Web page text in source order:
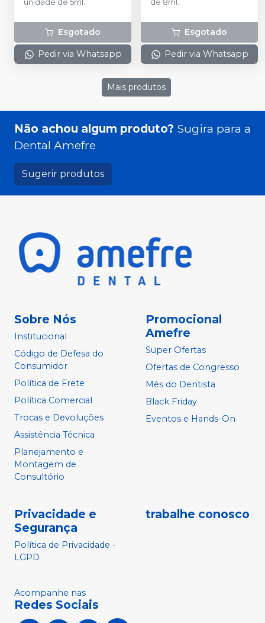
unidade de 5ml.
Esgotado
Pedir via Whatsapp
de 8ml.
Esgotado
Pedir via Whatsapp
Mais produtos
Não achou algum produto? Sugira para a
Dental Amefre
Sugerir produtos
Sobre Nós
Institucional
Código de Defesa do
Consumidor
Política de Frete
Política Comercial
Trocas e Devoluções
Assistência Técnica
Planejamento e
Montagem de
Consultório
Promocional
Amefre
Super Ofertas
Ofertas de Congresso
Mês do Dentista
Black Friday
Eventos e Hands-On
Privacidade e
Segurança
Política de Privacidade -
LGPD
trabalhe conosco
Acompanhe nas
Redes Sociais